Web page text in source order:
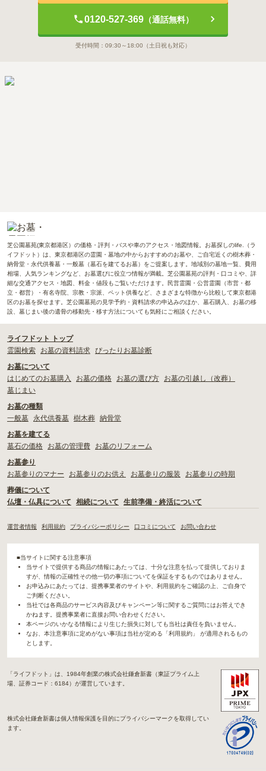
0120-527-369（通話無料）
受付時間： 09:30～18:00 （土日祝も対応）
芝公園墓苑(東京都港区）の価格・評判・バスや車のアクセス・地図情報。お墓探しのlife.（ラ
イフドット）は、東京都港区の霊園・墓地の中からおすすめのお墓や、ご自宅近くの樹木葬・
納骨堂・永代供養墓・一般墓（墓石を建てるお墓）をご提案します。地域別の墓地一覧、費用
相場、人気ランキングなど、お墓選びに役立つ情報が満載。芝公園墓苑の評判・口コミや、詳
細な交通アクセス・地図、料金・値段もご覧いただけます。民営霊園・公営霊園（市営・都
立・都営）・有名寺院、宗教・宗派、ペット供養など、さまざまな特徴から比較して東京都港
区のお墓を探せます。芝公園墓苑の見学予約・資料請求の申込みのほか、墓石購入、お墓の移
設、墓じまい後の遺骨の移動先・移す方法についても気軽にご相談ください。
ライフドット トップ
霊園検索
お墓の資料請求 ぴったりお墓診断
お墓について
はじめてのお墓購入
お墓の価格 お墓の選び方
お墓の引越し（改葬）
墓じまい
お墓の種類
一般墓
永代供養墓 樹木葬 納骨堂
お墓を建てる
墓石の価格
お墓の管理費
お墓のリフォーム
お墓参り
お墓参りのマナー
お墓参りのお供え お墓参りの服装
お墓参りの時期
葬儀について
仏壇・仏具について
相続について 生前準備・終活について
運営者情報 利用規約 プライバシーポリシー 口コミについて お問い合わせ
■当サイトに関する注意事項
当サイトで提供する商品の情報にあたっては、十分な注意を払って提供しておりま
すが、情報の正確性その他一切の事項についてを保証をするものではありません。
お申込みにあたっては、提携事業者のサイトや、利用規約をご確認の上、ご自身で
ご判断ください。
当社では各商品のサービス内容及びキャンペーン等に関するご質問にはお答えでき
かねます。提携事業者に直接お問い合わせください。
本ページのいかなる情報により生じた損失に対しても当社は責任を負いません。
なお、本注意事項に定めがない事項は当社が定める「利用規約」 が適用されるもの
とします。
「ライフドット」は、1984年創業の株式会社鎌倉新書（東証プライム上
場、証券コード：6184）が運営しています。
株式会社鎌倉新書は個人情報保護を目的にプライバシーマークを取得してい
ます。